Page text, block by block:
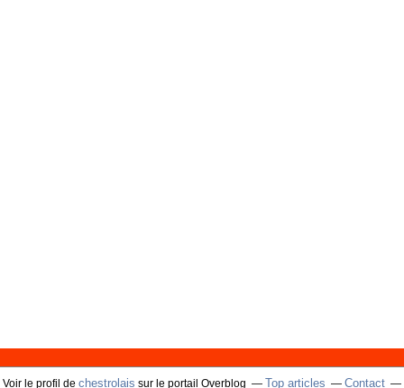
Voir le profil de chestrolais sur le portail Overblog Top articles Contact